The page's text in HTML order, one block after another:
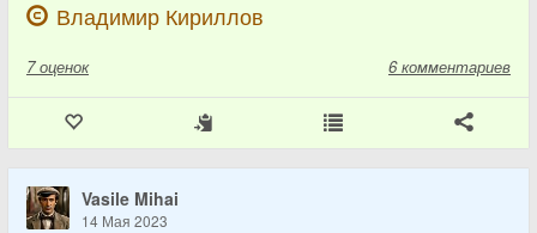
Владимир Кириллов
7 оценок 6 комментариев
Vasile Mihai
14 Мая 2023